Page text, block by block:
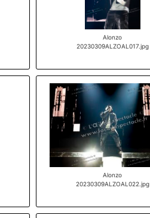
Alonzo
20230309ALZOAL017.jpg
Alonzo
20230309ALZOAL022.jpg